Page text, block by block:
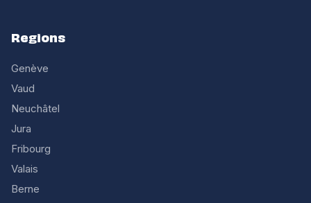
Regions
Genève
Vaud
Neuchâtel
Jura
Fribourg
Valais
Berne